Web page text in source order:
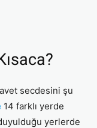
secdesini şu
14 farklı yerde
yerlerde